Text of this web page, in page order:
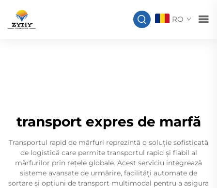
RO
transport expres de marfă
Transportul rapid de mărfuri reprezintă o soluție sofisticată
de logistică care permite transportul rapid și fiabil al
mărfurilor prin rețele globale. Acest serviciu integrează
sisteme avansate de urmărire, facilități automate de
sortare și opțiuni de transport multimodal pentru a asigura